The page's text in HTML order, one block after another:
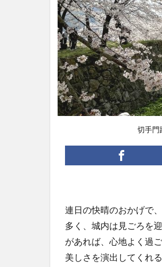
切手門
連日の快晴のおかげで
多く、城内は見ごろを
があれば、心地よく過
美しさを演出してくれ